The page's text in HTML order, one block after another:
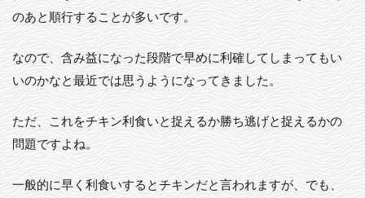
のあと順行することが多いです。
なので、含み益になった段階で早めに利確してしまってもい
いのかなと最近では思うようになってきました。
ただ、これをチキン利食いと捉えるか勝ち逃げと捉えるかの
問題ですよね。
一般的に早く利食いするとチキンだと言われますが、でも、